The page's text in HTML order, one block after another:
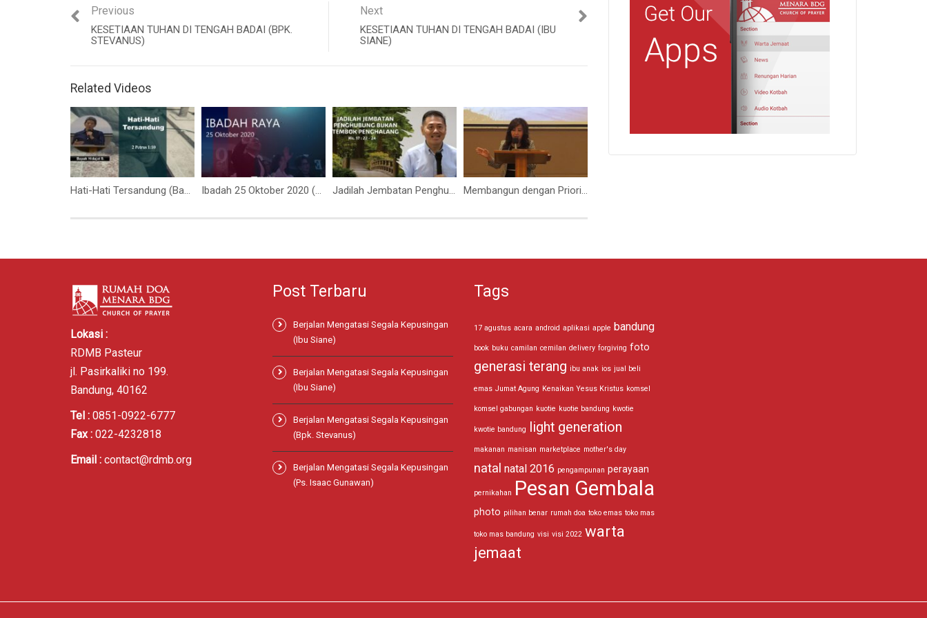
Previous
KESETIAAN TUHAN DI TENGAH BADAI (BPK.
STEVANUS)
Next
KESETIAAN TUHAN DI TENGAH BADAI (IBU
SIANE)
Related Videos
Lokasi :
RDMB Pasteur
jl. Pasirkaliki no 199.
Bandung, 40162
Tel : 0851-0922-6777
Fax : 022-4232818
Email : contact@rdmb.org
Post Terbaru
Berjalan Mengatasi Segala Kepusingan
(Ibu Siane)
Berjalan Mengatasi Segala Kepusingan
(Ibu Siane)
Berjalan Mengatasi Segala Kepusingan
(Bpk. Stevanus)
Berjalan Mengatasi Segala Kepusingan
(Ps. Isaac Gunawan)
Tags
17 agustus acara android aplikasi apple bandung
book buku camilan cemilan delivery forgiving foto
generasi terang ibu anak ios jual beli
emas Jumat Agung Kenaikan Yesus Kristus komsel
komsel gabungan kuotie kuotie bandung kwotie
kwotie bandung light generation
makanan manisan marketplace mother's day
natal natal 2016 pengampunan perayaan
pernikahan Pesan Gembala
photo pilihan benar rumah doa toko emas toko mas
toko mas bandung visi visi 2022 warta
jemaat